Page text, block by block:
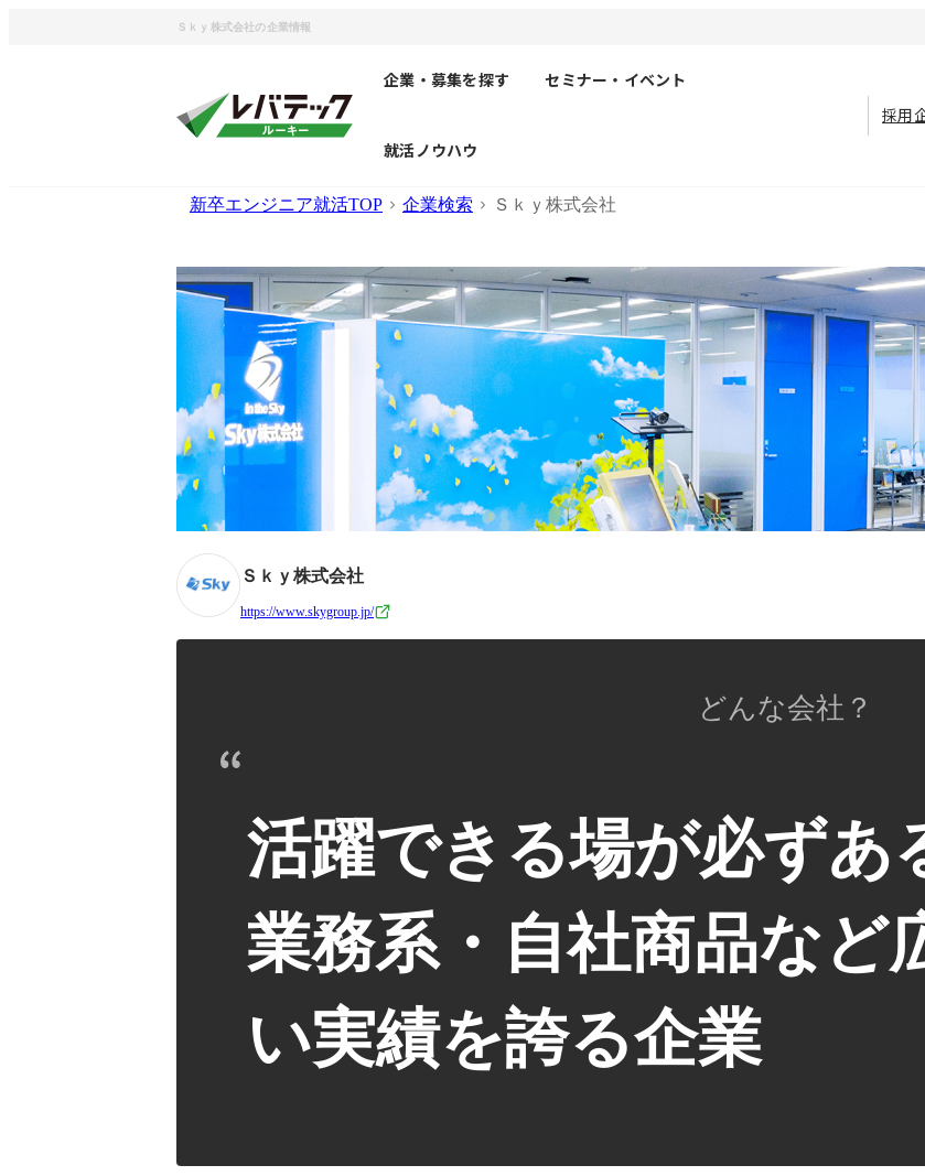
Ｓｋｙ株式会社の企業情報
企業・募集を探す セミナー・イベント
就活ノウハウ
採用
新卒エンジニア就活TOP 企業検索 Ｓｋｙ株式会社
Ｓｋｙ株式会社
https://www.skygroup.jp/
どんな会社？
活躍できる場が必ずあ
業務系・自社商品など
い実績を誇る企業